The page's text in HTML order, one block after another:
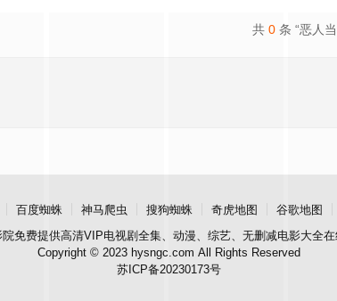
共 0 条 “恶人
百度蜘蛛 神马爬虫 搜狗蜘蛛 奇虎地图 谷歌地图
院免费提供高清VIP电视剧全集、动漫、综艺、无删减电影大全
Copyright © 2023 hysngc.com All Rights Reserved
苏ICP备20230173号